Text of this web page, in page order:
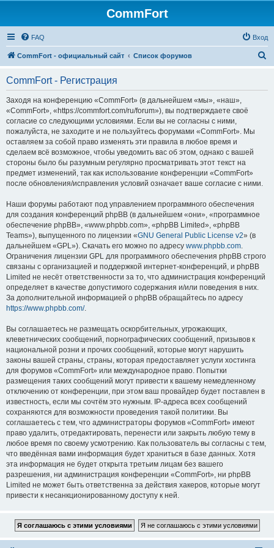
CommFort
FAQ Вход
CommFort - официальный сайт Список форумов
CommFort - Регистрация
Заходя на конференцию «CommFort» (в дальнейшем «мы», «наш»,
«CommFort», «https://commfort.com/ru/forum»), вы подтверждаете своё
согласие со следующими условиями. Если вы не согласны с ними,
пожалуйста, не заходите и не пользуйтесь форумами «CommFort». Мы
оставляем за собой право изменять эти правила в любое время и
сделаем всё возможное, чтобы уведомить вас об этом, однако с вашей
стороны было бы разумным регулярно просматривать этот текст на
предмет изменений, так как использование конференции «CommFort»
после обновления/исправления условий означает ваше согласие с ними.
Наши форумы работают под управлением программного обеспечения
для создания конференций phpBB (в дальнейшем «они», «программное
обеспечение phpBB», «www.phpbb.com», «phpBB Limited», «phpBB
Teams»), выпущенного по лицензии «GNU General Public License v2» (в
дальнейшем «GPL»). Скачать его можно по адресу www.phpbb.com.
Ограничения лицензии GPL для программного обеспечения phpBB строго
связаны с организацией и поддержкой интернет-конференций, и phpBB
Limited не несёт ответственности за то, что администрация конференций
определяет в качестве допустимого содержания и/или поведения в них.
За дополнительной информацией о phpBB обращайтесь по адресу
https://www.phpbb.com/.
Вы соглашаетесь не размещать оскорбительных, угрожающих,
клеветнических сообщений, порнографических сообщений, призывов к
национальной розни и прочих сообщений, которые могут нарушить
законы вашей страны, страны, которая предоставляет услуги хостинга
для форумов «CommFort» или международное право. Попытки
размещения таких сообщений могут привести к вашему немедленному
отключению от конференции, при этом ваш провайдер будет поставлен в
известность, если мы сочтём это нужным. IP-адреса всех сообщений
сохраняются для возможности проведения такой политики. Вы
соглашаетесь с тем, что администраторы форумов «CommFort» имеют
право удалить, отредактировать, перенести или закрыть любую тему в
любое время по своему усмотрению. Как пользователь вы согласны с тем,
что введённая вами информация будет храниться в базе данных. Хотя
эта информация не будет открыта третьим лицам без вашего
разрешения, ни администрация конференции «CommFort», ни phpBB
Limited не может быть ответственна за действия хакеров, которые могут
привести к несанкционированному доступу к ней.